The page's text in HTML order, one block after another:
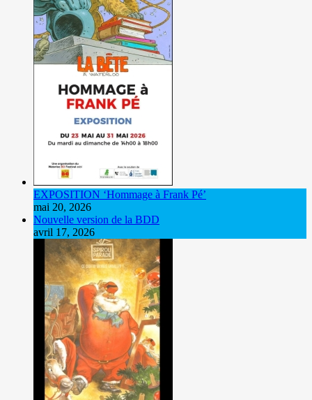
EXPOSITION ‘Hommage à Frank Pé’
mai 20, 2026
Nouvelle version de la BDD
avril 17, 2026